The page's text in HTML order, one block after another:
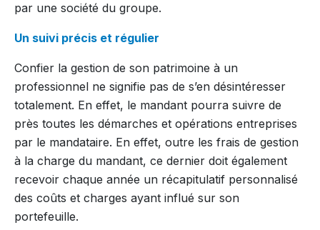
par une société du groupe.
Un suivi précis et régulier
Confier la gestion de son patrimoine à un
professionnel ne signifie pas de s’en désintéresser
totalement. En effet, le mandant pourra suivre de
près toutes les démarches et opérations entreprises
par le mandataire. En effet, outre les frais de gestion
à la charge du mandant, ce dernier doit également
recevoir chaque année un récapitulatif personnalisé
des coûts et charges ayant influé sur son
portefeuille.